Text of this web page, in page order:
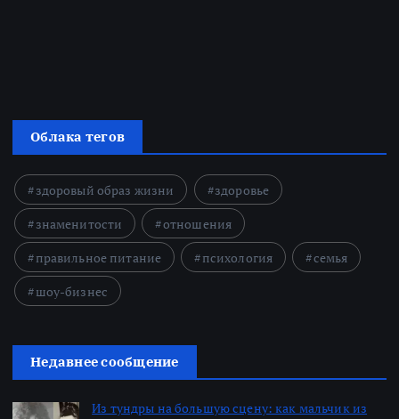
Облака тегов
здоровый образ жизни
здоровье
знаменитости
отношения
правильное питание
психология
семья
шоу-бизнес
Недавнее сообщение
Из тундры на большую сцену: как мальчик из